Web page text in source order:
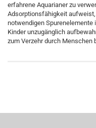
erfahrene Aquarianer zu
Adsorptionsfähigkeit aufweist,
notwendigen
Kinder unzugänglich
zum Verzehr durch Menschen